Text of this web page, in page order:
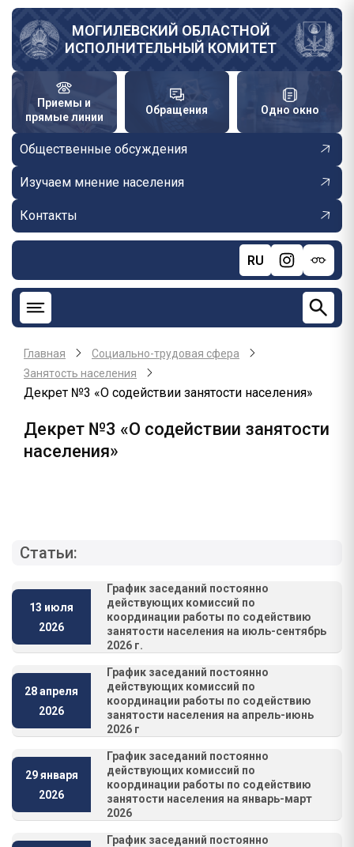
Перейти
основному
содержанию
МОГИЛЕВСКИЙ ОБЛАСТНОЙ
ИСПОЛНИТЕЛЬНЫЙ КОМИТЕТ
Приемы и
прямые линии
Обращения Одно окно
Общественные обсуждения
Изучаем мнение населения
Контакты
RU
Главная
Социально-трудовая сфера
Занятость населения
Декрет №3 «О содействии занятости населения»
Декрет №3 «О содействии занятости
населения»
Статьи:
13 июля
2026
График заседаний постоянно
действующих комиссий по
координации работы по содействию
занятости населения на июль-сентябрь
2026 г.
28 апреля
2026
График заседаний постоянно
действующих комиссий по
координации работы по содействию
занятости населения на апрель-июнь
2026 г
29 января
2026
График заседаний постоянно
действующих комиссий по
координации работы по содействию
занятости населения на январь-март
2026
График заседаний постоянно